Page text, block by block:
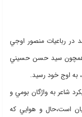
در رباعيات منصور اوجي
همچون سيد حسن حسيني
اوج خود رسيد.
شاعر به واژگان بومي و
است،‌حال و هوايي كه